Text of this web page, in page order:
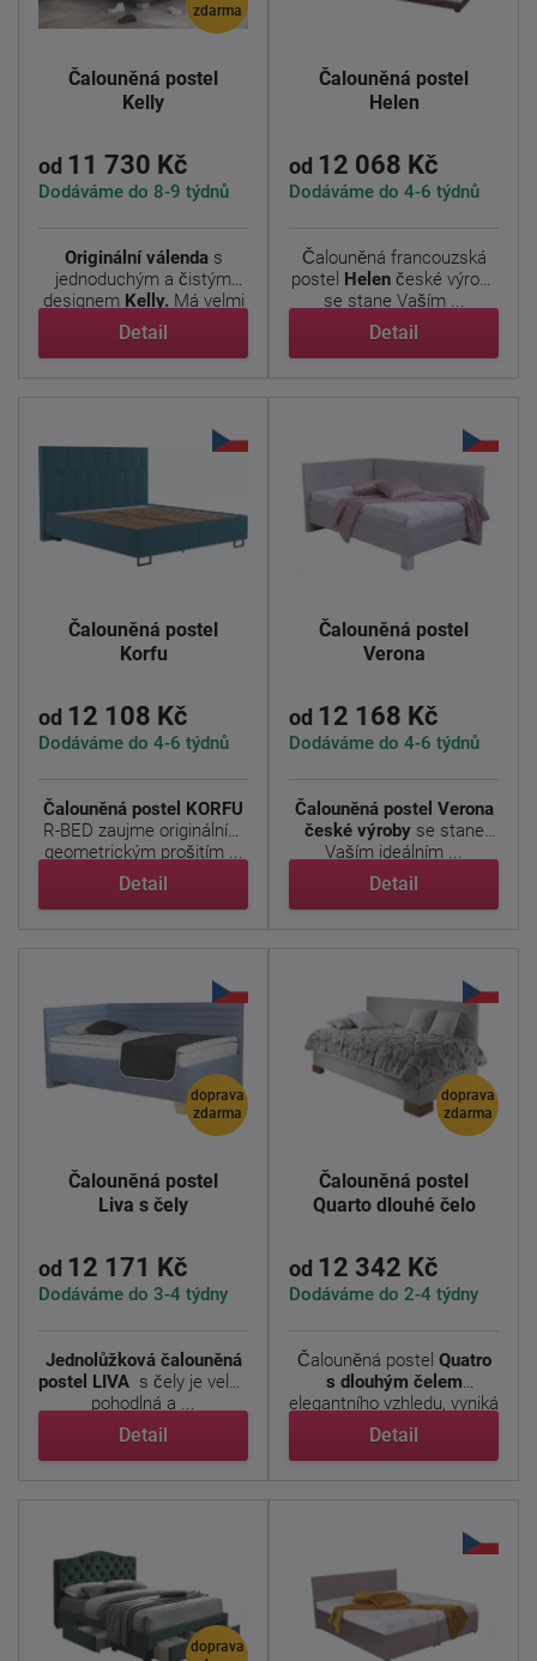
zdarma
Čalouněná postel
Kelly
od 11 730 Kč
Dodáváme do 8-9 týdnů
Originální válendas
jednoduchým a čistým
designem Kelly. Má velmi
...
Detail
Čalouněná postel
Helen
od 12 068 Kč
Dodáváme do 4-6 týdnů
Čalouněná francouzská
postel Helenčeské výroby
se stane Vaším ...
Detail
Čalouněná postel
Korfu
od 12 108 Kč
Dodáváme do 4-6 týdnů
Čalouněná postel KORFU
R-BED zaujme originálním
geometrickým prošitím ...
Detail
Čalouněná postel
Verona
od 12 168 Kč
Dodáváme do 4-6 týdnů
Čalouněná postel Verona
české výrobyse stane
Vaším ideálním ...
Detail
doprava
zdarma
Čalouněná postel
Liva s čely
od 12 171 Kč
Dodáváme do 3-4 týdny
Jednolůžková čalouněná
postel LIVA s čely je velmi
pohodlná a ...
Detail
doprava
zdarma
Čalouněná postel
Quarto dlouhé čelo
od 12 342 Kč
Dodáváme do 2-4 týdny
Čalouněná postel Quatro
s dlouhým čelem
elegantního vzhledu, vyniká
...
Detail
doprava